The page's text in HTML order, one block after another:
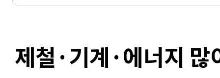
제철·기계·에너지 많